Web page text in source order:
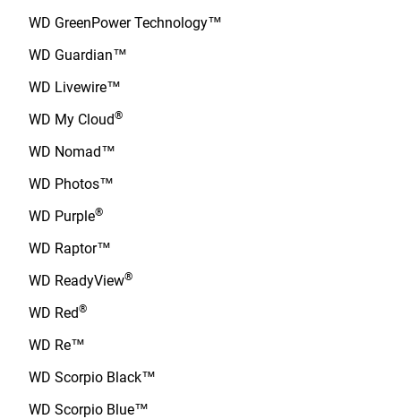
WD GreenPower Technology™
WD Guardian™
WD Livewire™
WD My Cloud®
WD Nomad™
WD Photos™
WD Purple®
WD Raptor™
WD ReadyView®
WD Red®
WD Re™
WD Scorpio Black™
WD Scorpio Blue™